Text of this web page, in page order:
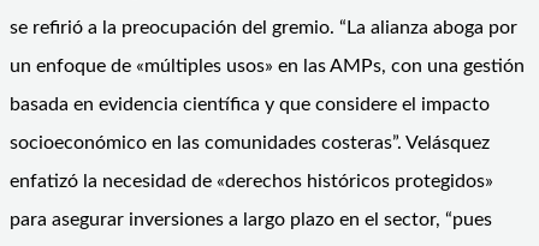
se refirió a la preocupación del gremio. “La alianza aboga por
un enfoque de «múltiples usos» en las AMPs, con una gestión
basada en evidencia científica y que considere el impacto
socioeconómico en las comunidades costeras”. Velásquez
enfatizó la necesidad de «derechos históricos protegidos»
para asegurar inversiones a largo plazo en el sector, “pues